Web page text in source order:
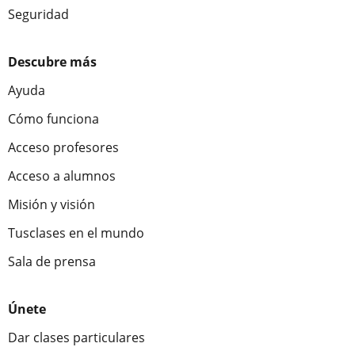
Seguridad
Descubre más
Ayuda
Cómo funciona
Acceso profesores
Acceso a alumnos
Misión y visión
Tusclases en el mundo
Sala de prensa
Únete
Dar clases particulares